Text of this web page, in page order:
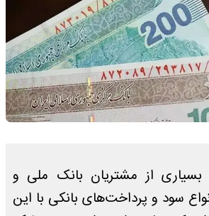
بسیاری از مشتریان بانک ملی و
سود و پرداخت‌های بانکی با این